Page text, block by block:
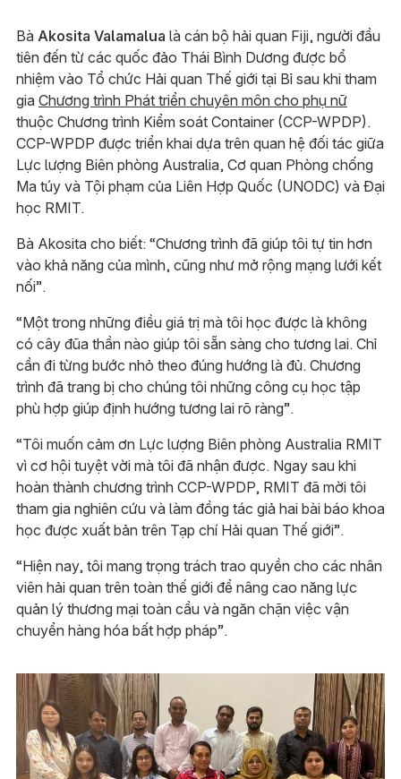
Bà Akosita Valamalua là cán bộ hải quan Fiji, người đầu
tiên đến từ các quốc đảo Thái Bình Dương được bổ
nhiệm vào Tổ chức Hải quan Thế giới tại Bỉ sau khi tham
gia Chương trình Phát triển chuyên môn cho phụ nữ
thuộc Chương trình Kiểm soát Container (CCP-WPDP).
CCP-WPDP được triển khai dựa trên quan hệ đối tác giữa
Lực lượng Biên phòng Australia, Cơ quan Phòng chống
Ma túy và Tội phạm của Liên Hợp Quốc (UNODC) và Đại
học RMIT.
Bà Akosita cho biết: “Chương trình đã giúp tôi tự tin hơn
vào khả năng của mình, cũng như mở rộng mạng lưới kết
nối”.
“Một trong những điều giá trị mà tôi học được là không
có cây đũa thần nào giúp tôi sẵn sàng cho tương lai. Chỉ
cần đi từng bước nhỏ theo đúng hướng là đủ. Chương
trình đã trang bị cho chúng tôi những công cụ học tập
phù hợp giúp định hướng tương lai rõ ràng”.
“Tôi muốn cảm ơn Lực lượng Biên phòng Australia RMIT
vì cơ hội tuyệt vời mà tôi đã nhận được. Ngay sau khi
hoàn thành chương trình CCP-WPDP, RMIT đã mời tôi
tham gia nghiên cứu và làm đồng tác giả hai bài báo khoa
học được xuất bản trên Tạp chí Hải quan Thế giới”.
“Hiện nay, tôi mang trọng trách trao quyền cho các nhân
viên hải quan trên toàn thế giới để nâng cao năng lực
quản lý thương mại toàn cầu và ngăn chặn việc vận
chuyển hàng hóa bất hợp pháp”.